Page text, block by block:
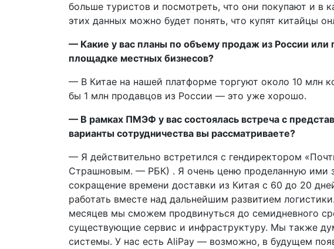
больше туристов и посмотреть, что они покупают и в
этих данных можно будет понять, что купят китайцы
— Какие у вас планы по объему продаж из России или
площадке местных бизнесов?
— В Китае на нашей платформе торгуют около 10 млн
бы 1 млн продавцов из России — это уже хорошо.
— В рамках ПМЭФ у вас состоялась встреча с
варианты сотрудничества вы рассматриваете?
— Я действительно встретился с гендиректором
Страшновым. — РБК) . Я очень ценю проделанную ими
сокращение времени доставки из Китая с 60 до 20
работать вместе над дальнейшим развитием
месяцев мы сможем продвинуться до семидневного
существующие сервис и инфраструктуру. Мы также
системы. У нас есть AliPay — возможно, в будущем